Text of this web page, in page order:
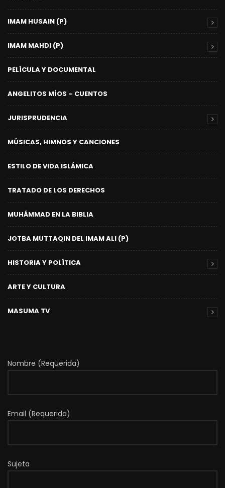
IMAM HUSAIN (P)
IMAM MAHDI (P)
PELÍCULA Y DOCUMENTAL
ANGELITOS MÍOS – CUENTOS
JURISPRUDENCIA
MÚSICAS, HIMNOS Y CANCIONES
ESTILO DE VIDA ISLÁMICA
TRATADO DE LOS DERECHOS
MUHÁMMAD EN LA BIBLIA
JOTBA MUTTAQIN DEL IMAM ALI (P)
HISTORIA Y POLÍTICA
ARTE Y CULTURA
MASUMA TV
Nombre (Requerida)
Email (Requerida)
Sujeta